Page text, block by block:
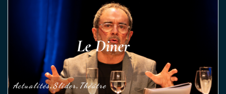
Actualités,Slider, Théâtre